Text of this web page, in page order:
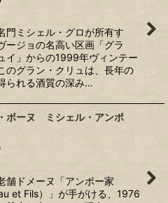
門ミシェル・グロが所有す
ージョの名高い区画「グラ
イ」からの1999年ヴィンテー
のグラン・クリュは、長年の
られる酒質の深み…
ボーヌ ミシェル・アンポ
舗ドメーヌ「アンポー家
et Fils）」が手がける、1976